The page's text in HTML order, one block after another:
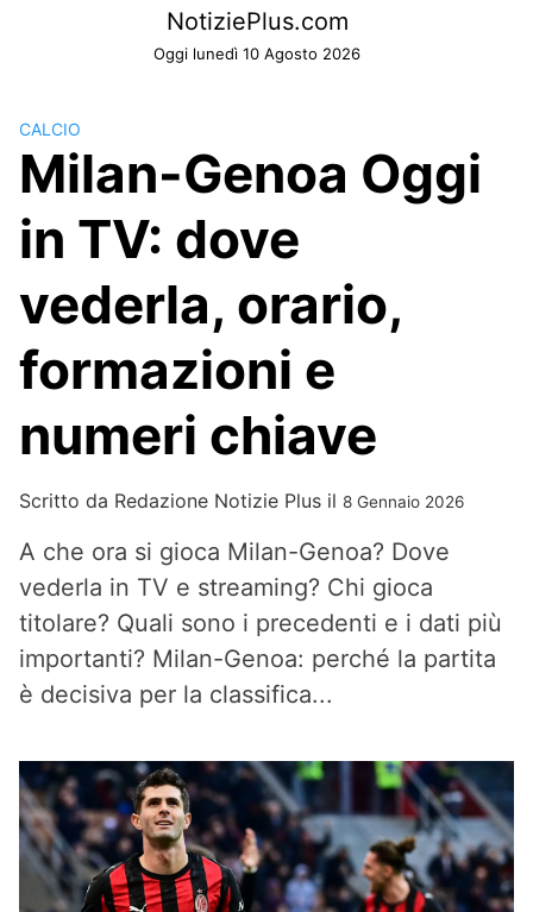
NotiziePlus.com
Oggi lunedì 10 Agosto 2026
CALCIO
Milan-Genoa Oggi
in TV: dove
vederla, orario,
formazioni e
numeri chiave
Scritto da Redazione Notizie Plus il 8 Gennaio 2026
A che ora si gioca Milan-Genoa? Dove
vederla in TV e streaming? Chi gioca
titolare? Quali sono i precedenti e i dati più
importanti? Milan-Genoa: perché la partita
è decisiva per la classifica...